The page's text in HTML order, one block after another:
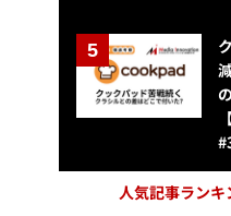
人気記事ランキ